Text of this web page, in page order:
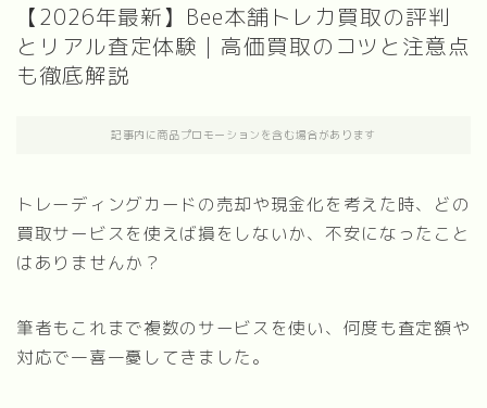
【2026年最新】Bee本舗トレカ買取の評判
とリアル査定体験｜高価買取のコツと注意点
も徹底解説
記事内に商品プロモーションを含む場合があります
トレーディングカードの売却や現金化を考えた時、どの
買取サービスを使えば損をしないか、不安になったこと
はありませんか？
筆者もこれまで複数のサービスを使い、何度も査定額や
対応で一喜一憂してきました。